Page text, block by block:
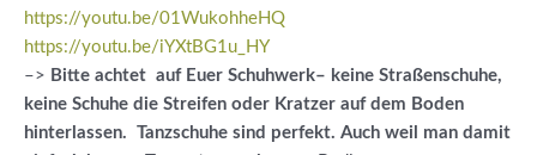
https://youtu.be/01WukohheHQ
https://youtu.be/iYXtBG1u_HY
–> Bitte achtet auf Euer Schuhwerk– keine Straßenschuhe,
keine Schuhe die Streifen oder Kratzer auf dem Boden
hinterlassen. Tanzschuhe sind perfekt. Auch weil man damit